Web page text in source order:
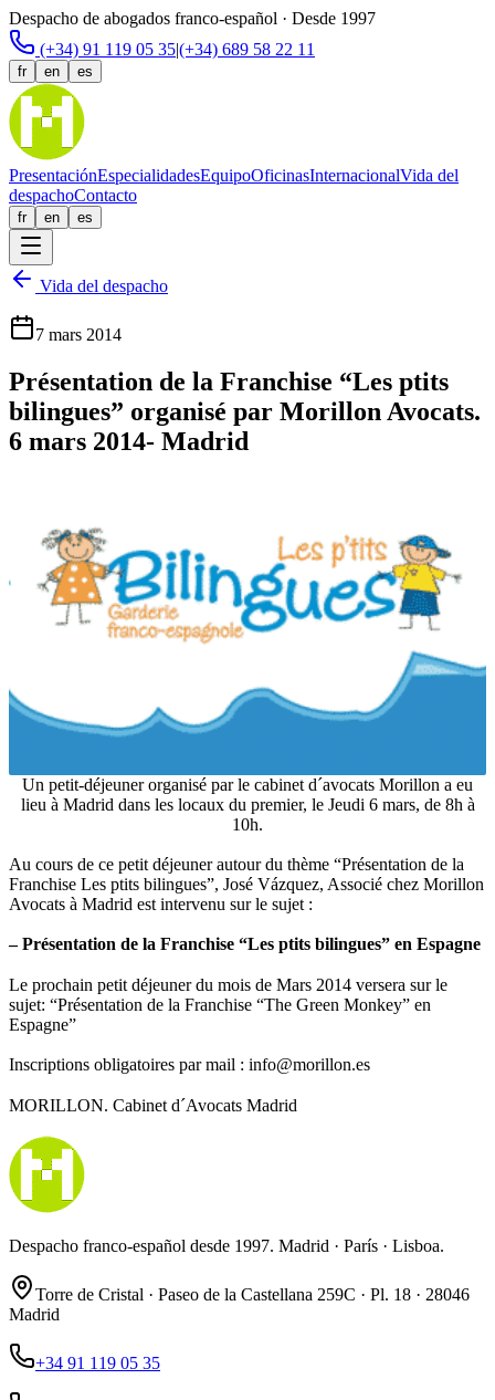
Despacho de abogados franco-español · Desde 1997
(+34) 91 119 05 35|(+34) 689 58 22 11
fr en es
PresentaciónEspecialidadesEquipoOficinasInternacionalVida del
despachoContacto
fr en es
Vida del despacho
7 mars 2014
Présentation de la Franchise “Les ptits
bilingues” organisé par Morillon Avocats.
6 mars 2014- Madrid
Un petit-déjeuner organisé par le cabinet d´avocats Morillon a eu
lieu à Madrid dans les locaux du premier, le Jeudi 6 mars, de 8h à
10h.
Au cours de ce petit déjeuner autour du thème “Présentation de la
Franchise Les ptits bilingues”, José Vázquez, Associé chez Morillon
Avocats à Madrid est intervenu sur le sujet :
– Présentation de la Franchise “Les ptits bilingues” en Espagne
Le prochain petit déjeuner du mois de Mars 2014 versera sur le
sujet: “Présentation de la Franchise “The Green Monkey” en
Espagne”
Inscriptions obligatoires par mail : info@morillon.es
MORILLON. Cabinet d´Avocats Madrid
Despacho franco-español desde 1997. Madrid · París · Lisboa.
Torre de Cristal · Paseo de la Castellana 259C · Pl. 18 · 28046
Madrid
+34 91 119 05 35